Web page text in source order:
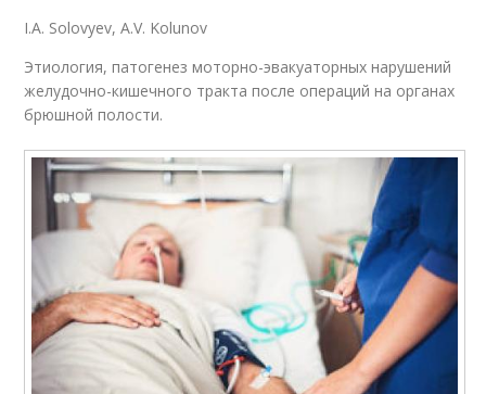
I.A. Solovyev, A.V. Kolunov
Этиология, патогенез моторно-эвакуаторных нарушений
желудочно-кишечного тракта после операций на органах
брюшной полости.